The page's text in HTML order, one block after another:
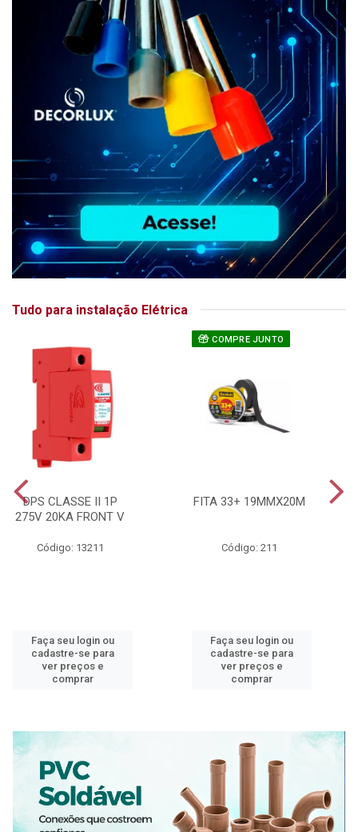
Tudo para instalação Elétrica
DPS CLASSE II 1P
275V 20KA FRONT V
Código: 13211
Faça seu login ou
cadastre-se para
ver preços e
comprar
COMPRE JUNTO
FITA 33+ 19MMX20M
Código: 211
Faça seu login ou
cadastre-se para
ver preços e
comprar